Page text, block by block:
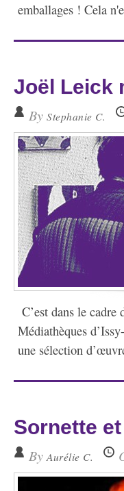
emballages ! Cela
Joël Leick
By Stephanie C.
C’est dans le
Médiathèques
une sélection
Sornette
By Aurélie C.